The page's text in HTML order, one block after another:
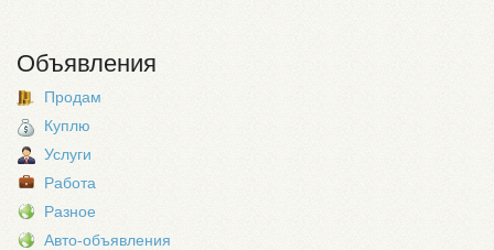
Объявления
Продам
Куплю
Услуги
Работа
Разное
Авто-объявления